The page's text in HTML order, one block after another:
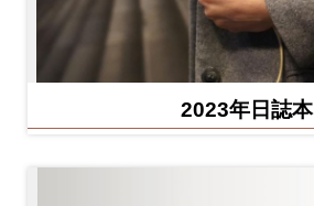
2023年日誌本